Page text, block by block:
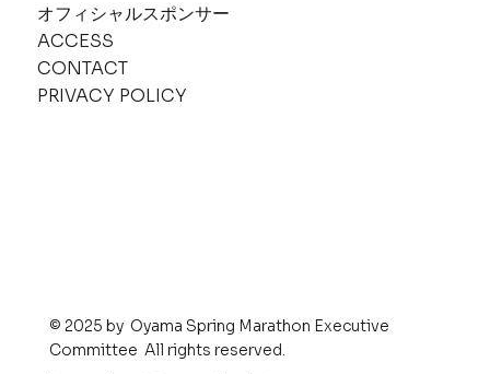
© 2025 by Oyama Spring Marathon Executive
Committee All rights reserved.
オフィシャルスポンサー
ACCESS
CONTACT
PRIVACY POLICY